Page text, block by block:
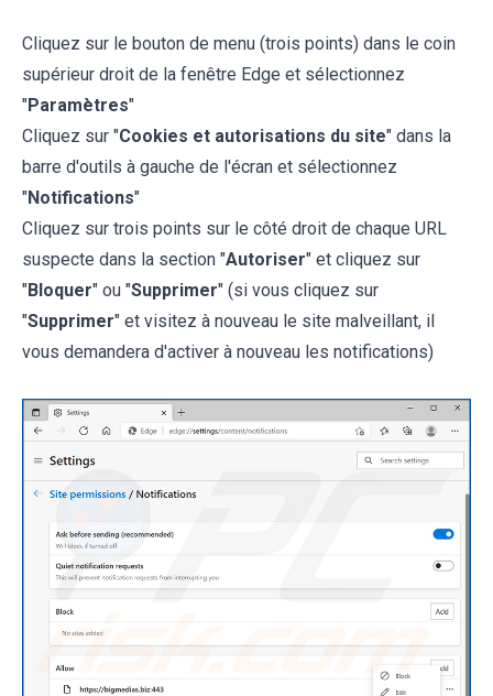
Cliquez sur le bouton de menu (trois points) dans le coin
supérieur droit de la fenêtre Edge et sélectionnez
"Paramètres"
Cliquez sur "Cookies et autorisations du site" dans la
barre d'outils à gauche de l'écran et sélectionnez
"Notifications"
Cliquez sur trois points sur le côté droit de chaque URL
suspecte dans la section "Autoriser" et cliquez sur
"Bloquer" ou "Supprimer" (si vous cliquez sur
"Supprimer" et visitez à nouveau le site malveillant, il
vous demandera d'activer à nouveau les notifications)